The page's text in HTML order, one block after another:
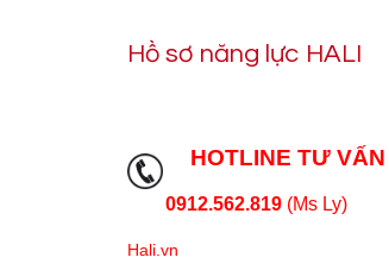
Hồ sơ năng lực HALI
HOTLINE TƯ VẤN
0912.562.819 (Ms Ly)
Hali.vn